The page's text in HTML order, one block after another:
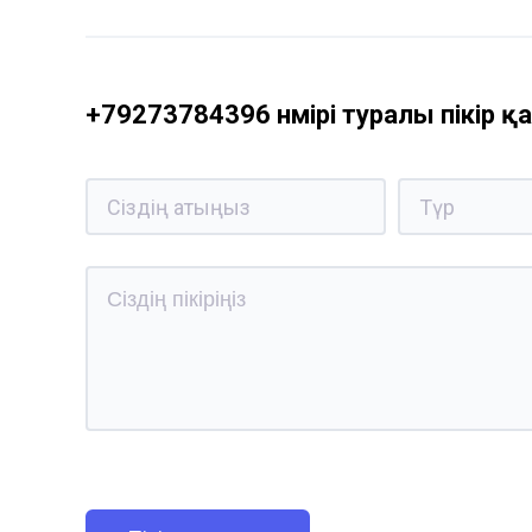
+79273784396 нөмірі туралы пікір